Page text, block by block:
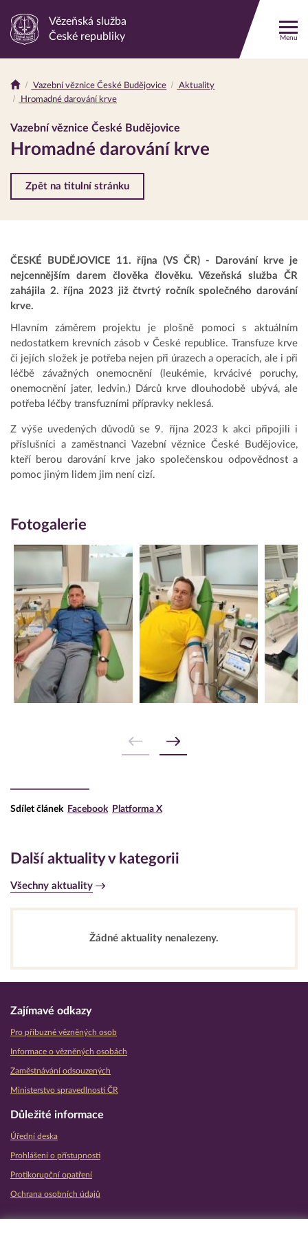
Odkaz
stránku
Vězeňská služba
České republiky
Menu
Drobečková
Vazební věznice České Budějovice
Aktuality
Hromadné darování krve
Vazební věznice České Budějovice
Hromadné darování krve
Zpět na titulní stránku
ČESKÉ BUDĚJOVICE 11. října (VS ČR) - Darování krve je
nejcennějším darem člověka člověku. Vězeňská služba ČR
zahájila 2. října 2023 již čtvrtý ročník společného darování
krve.
Hlavním záměrem projektu je plošně pomoci s aktuálním
nedostatkem krevních zásob v České republice. Transfuze krve
či jejích složek je potřeba nejen při úrazech a operacích, ale i při
léčbě závažných onemocnění (leukémie, krvácivé poruchy,
onemocnění jater, ledvin.) Dárců krve dlouhodobě ubývá, ale
potřeba léčby transfuzními přípravky neklesá.
Z výše uvedených důvodů se 9. října 2023 k akci připojili i
příslušníci a zaměstnanci Vazební věznice České Budějovice,
kteří berou darování krve jako společenskou odpovědnost a
pomoc jiným lidem jim není cizí.
Fotogalerie
Sdílet článek Facebook Platforma X
Další aktuality v kategorii
Všechny aktuality
Žádné aktuality nenalezeny.
Zajímavé odkazy
Pro příbuzné vězněných osob
Informace o vězněných osobách
Zaměstnávání odsouzených
Ministerstvo spravedlnosti ČR
Důležité informace
Úřední deska
Prohlášení o přístupnosti
Protikorupční opatření
Ochrana osobních údajů